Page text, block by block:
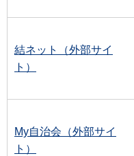
結ネット（外部サイ
ト）
My自治会（外部サイ
ト）